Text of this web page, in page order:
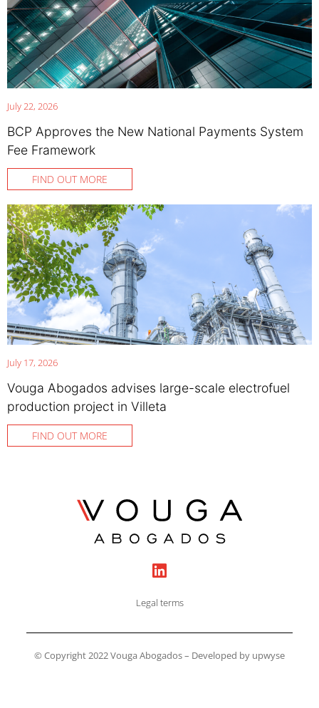
July 22, 2026
BCP Approves the New National Payments System
Fee Framework
FIND OUT MORE
July 17, 2026
Vouga Abogados advises large-scale electrofuel
production project in Villeta
FIND OUT MORE
Legal terms
© Copyright 2022 Vouga Abogados – Developed by upwyse